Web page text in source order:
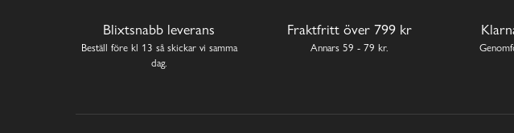
Blixtsnabb leverans
Beställ före kl 13 så skickar vi samma
dag.
Fraktfritt över 799 kr
Annars 59 - 79 kr.